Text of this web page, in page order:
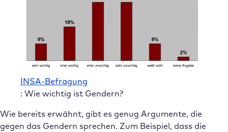
INSA-Befragung
: Wie wichtig ist Gendern?
Wie bereits erwähnt, gibt es genug Argumente, die
gegen das Gendern sprechen. Zum Beispiel, dass die